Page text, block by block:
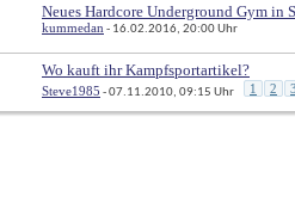
Neues Hardcore Underground Gym in
kummedan - 16.02.2016, 20:00 Uhr
Wo kauft ihr Kampfsportartikel?
Steve1985 - 07.11.2010, 09:15 Uhr 1 2 3